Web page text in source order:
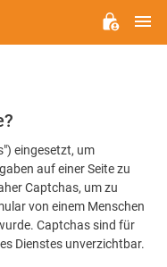
eingesetzt, um
auf einer Seite zu
Captchas, um zu
von einem Menschen
Captchas sind für
Dienstes unverzichtbar.